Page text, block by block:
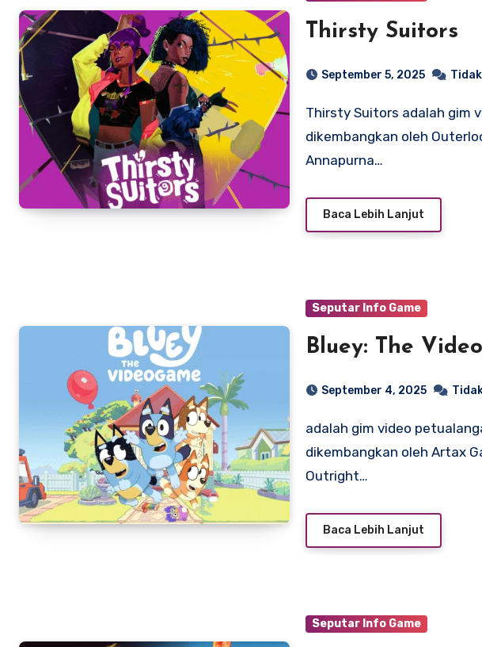
Thirsty Suitors
September 5, 2025
Thirsty Suitors adalah gim video petualangan yang
dikembangkan oleh
Annapurna…
Baca Lebih Lanjut
Seputar Info Game
Bluey: The
September 4, 2025
adalah gim video petualangan tahun 2023 yang
dikembangkan oleh Artax
Outright…
Baca Lebih Lanjut
Seputar Info Game